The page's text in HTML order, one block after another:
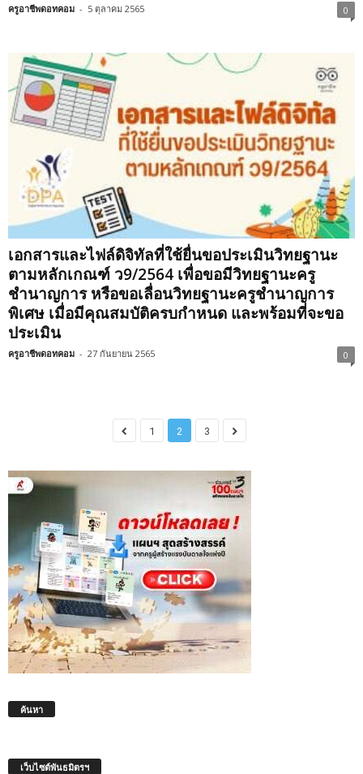
ครูอาชีพดอทคอม - 5 ตุลาคม 2565 0
เอกสารและไฟล์ดิจิทัลที่ใช้ยื่นขอประเมินวิทยฐานะ
ตามหลักเกณฑ์ ว9/2564 เพื่อขอมีวิทยฐานะครู
ชำนาญการ หรือขอเลื่อนวิทยฐานะครูชำนาญการ
พิเศษ เมื่อมีคุณสมบัติครบกำหนด และพร้อมที่จะขอ
ประเมิน
ครูอาชีพดอทคอม - 27 กันยายน 2565 0
1 2 3
ค้นหา
เว็บไซต์พันธมิตรฯ